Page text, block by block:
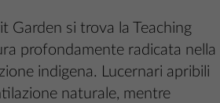
Garden si trova la Teaching
profondamente radicata nella
indigena. Lucernari apribili
naturale, mentre